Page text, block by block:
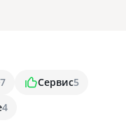
7 Сервис5
4